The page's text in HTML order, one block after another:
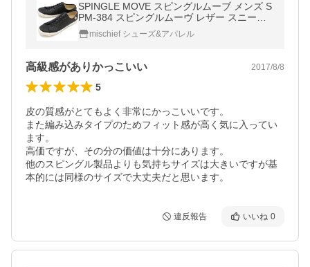
SPINGLE MOVE スピングルムーブ メンズ S
PM-384 スピングルムーヴ レザー スニーカ
ー ブラック SPM384-05 SS17
mischief シューズ&アパレル
高級感がありかっこいい 2017/8/8
5
皮の質感がとてもよく非常にかっこいいです。
また編み込みタイプのためフィット感が高く気に入ってい
ます。
高価ですが、その分の価値は十分にあります。
他のスピングル製品よりも気持ちサイズは大きいですが基
本的には同様のサイズで大丈夫だと思います。
違反報告 いいね 0